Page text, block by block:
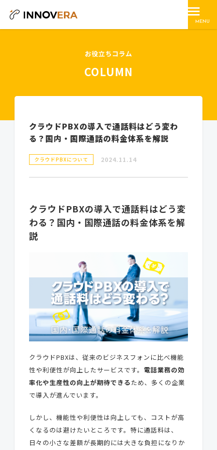
MENU
お役立ちコラム
COLUMN
クラウドPBXの導入で通話料はどう変わ
る？国内・国際通話の料金体系を解説
クラウドPBXについて 2024.11.14
クラウドPBXの導入で通話料はどう変
わる？国内・国際通話の料金体系を解
説
クラウドPBXは、従来のビジネスフォンに比べ機能
性や利便性が向上したサービスです。 電話業務の効
率化や生産性の向上が期待できるため、多くの企業
で導入が進んでいます。
しかし、機能性や利便性は向上しても、コストが高
くなるのは避けたいところです。特に通話料は、
日々の小さな差額が長期的には大きな負担になりか